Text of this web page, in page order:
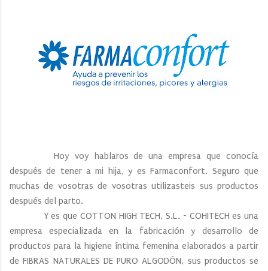
Hoy voy hablaros de una empresa que conocía
después de tener a mi hija, y es Farmaconfort. Seguro que
muchas de vosotras de vosotras utilizasteis sus productos
después del parto.
Y es que COTTON HIGH TECH, S.L. - COHITECH es una
empresa especializada en la fabricación y desarrollo de
productos para la higiene íntima femenina elaborados a partir
de FIBRAS NATURALES DE PURO ALGODÓN, sus productos se